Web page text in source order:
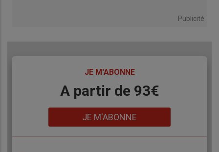
Publicité
JE M'ABONNE
A partir de 93€
JE M'ABONNE